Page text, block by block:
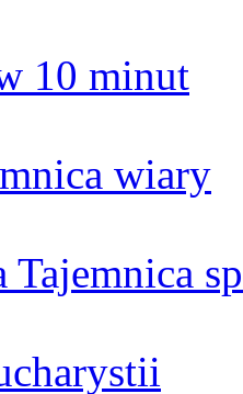
10 minut
wiary
Tajemnica